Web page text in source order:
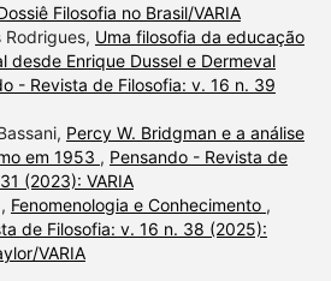
Filosofia no Brasil/VARIA
Uma filosofia da educação
desde Enrique Dussel e Dermeval
- Revista de Filosofia: v. 16 n. 39
Percy W. Bridgman e a análise
em 1953 , Pensando - Revista de
(2023): VARIA
Fenomenologia e Conhecimento ,
de Filosofia: v. 16 n. 38 (2025):
VARIA